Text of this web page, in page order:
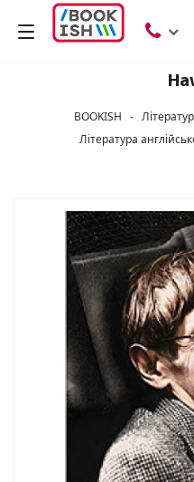
BOOKISH -
Література